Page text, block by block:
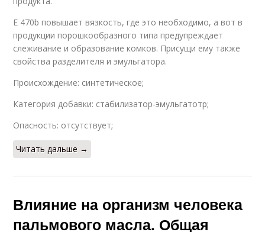
Е 470b повышает вязкость, где это необходимо, а вот в
продукции порошкообразного типа предупреждает
слеживание и образование комков. Присущи ему также
свойства разделителя и эмульгатора.
Происхождение: синтетическое;
Категория добавки: стабилизатор-эмульгатотр;
Опасность: отсутствует;
Читать дальше →
Влияние на организм человека
пальмового масла. Общая